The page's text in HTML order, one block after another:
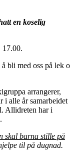
en koselig
17.00.
bli med oss på lek
arrangerer,
i alle år samarbeidet
Allidreten har i
skal barna stille på
til på dugnad.